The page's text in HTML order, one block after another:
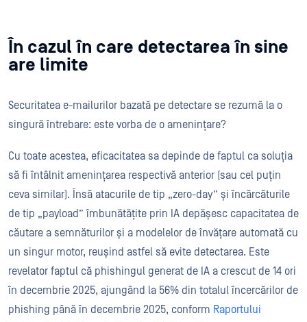
În cazul în care detectarea în sine
are limite
Securitatea e-mailurilor bazată pe detectare se rezumă la o
singură întrebare: este vorba de o amenințare?
Cu toate acestea, eficacitatea sa depinde de faptul ca soluția
să fi întâlnit amenințarea respectivă anterior (sau cel puțin
ceva similar). Însă atacurile de tip „zero-day” și încărcăturile
de tip „payload” îmbunătățite prin IA depășesc capacitatea de
căutare a semnăturilor și a modelelor de învățare automată cu
un singur motor, reușind astfel să evite detectarea. Este
revelator faptul că phishingul generat de IA a crescut de 14 ori
în decembrie 2025, ajungând la 56% din totalul încercărilor de
phishing până în decembrie 2025, conform Raportului